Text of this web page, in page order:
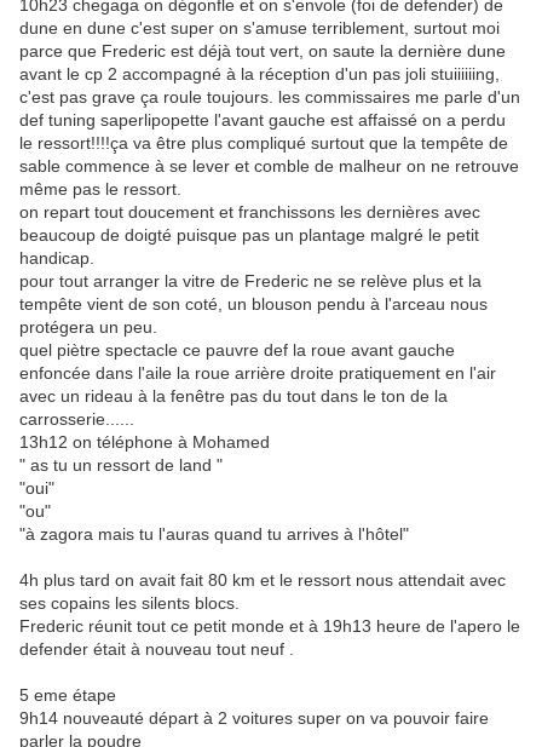
10h23 chegaga on dégonfle et on s'envole (foi de defender) de
dune en dune c'est super on s'amuse terriblement, surtout moi
parce que Frederic est déjà tout vert, on saute la dernière dune
avant le cp 2 accompagné à la réception d'un pas joli stuiiiiiing,
c'est pas grave ça roule toujours. les commissaires me parle d'un
def tuning saperlipopette l'avant gauche est affaissé on a perdu
le ressort!!!!ça va être plus compliqué surtout que la tempête de
sable commence à se lever et comble de malheur on ne retrouve
même pas le ressort.
on repart tout doucement et franchissons les dernières avec
beaucoup de doigté puisque pas un plantage malgré le petit
handicap.
pour tout arranger la vitre de Frederic ne se relève plus et la
tempête vient de son coté, un blouson pendu à l'arceau nous
protégera un peu.
quel piètre spectacle ce pauvre def la roue avant gauche
enfoncée dans l'aile la roue arrière droite pratiquement en l'air
avec un rideau à la fenêtre pas du tout dans le ton de la
carrosserie......
13h12 on téléphone à Mohamed
" as tu un ressort de land "
"oui"
"ou"
"à zagora mais tu l'auras quand tu arrives à l'hôtel"
4h plus tard on avait fait 80 km et le ressort nous attendait avec
ses copains les silents blocs.
Frederic réunit tout ce petit monde et à 19h13 heure de l'apero le
defender était à nouveau tout neuf .
5 eme étape
9h14 nouveauté départ à 2 voitures super on va pouvoir faire
parler la poudre